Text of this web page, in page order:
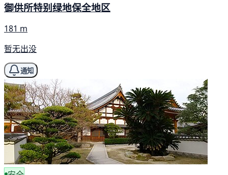
御供所特别绿地保全地区
181 m
暂无出没
通知